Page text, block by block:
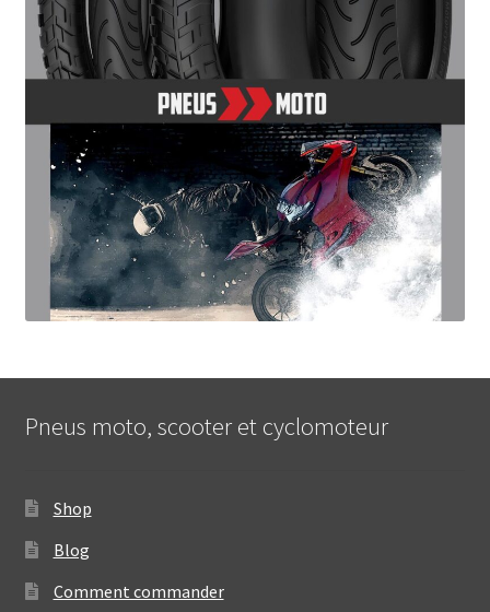
Pneus moto, scooter et cyclomoteur
Shop
Blog
Comment commander